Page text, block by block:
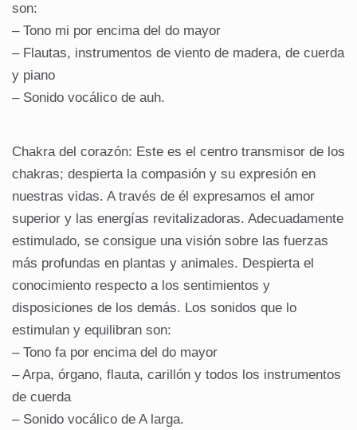
son:
– Tono mi por encima del do mayor
– Flautas, instrumentos de viento de madera, de cuerda
y piano
– Sonido vocálico de auh.
Chakra del corazón: Este es el centro transmisor de los
chakras; despierta la compasión y su expresión en
nuestras vidas. A través de él expresamos el amor
superior y las energías revitalizadoras. Adecuadamente
estimulado, se consigue una visión sobre las fuerzas
más profundas en plantas y animales. Despierta el
conocimiento respecto a los sentimientos y
disposiciones de los demás. Los sonidos que lo
estimulan y equilibran son:
– Tono fa por encima del do mayor
– Arpa, órgano, flauta, carillón y todos los instrumentos
de cuerda
– Sonido vocálico de A larga.